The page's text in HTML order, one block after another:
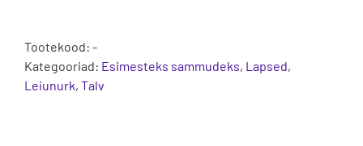
Tootekood: -
Kategooriad: Esimesteks sammudeks, Lapsed,
Leiunurk, Talv